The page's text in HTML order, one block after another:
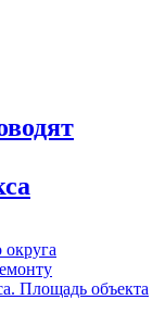
Площадь объекта